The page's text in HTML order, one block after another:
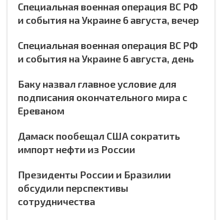
Специальная военная операция ВС РФ
и события на Украине 6 августа, вечер
Специальная военная операция ВС РФ
и события на Украине 6 августа, день
Баку назвал главное условие для
подписания окончательного мира с
Ереваном
Дамаск пообещал США сократить
импорт нефти из России
Президенты России и Бразилии
обсудили перспективы
сотрудничества